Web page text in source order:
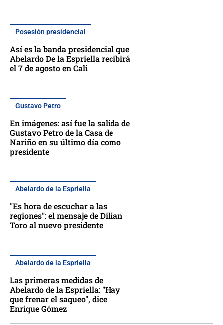
Posesión presidencial
Así es la banda presidencial que
Abelardo De la Espriella recibirá
el 7 de agosto en Cali
Gustavo Petro
En imágenes: así fue la salida de
Gustavo Petro de la Casa de
Nariño en su último día como
presidente
Abelardo de la Espriella
"Es hora de escuchar a las
regiones": el mensaje de Dilian
Toro al nuevo presidente
Abelardo de la Espriella
Las primeras medidas de
Abelardo de la Espriella: "Hay
que frenar el saqueo", dice
Enrique Gómez